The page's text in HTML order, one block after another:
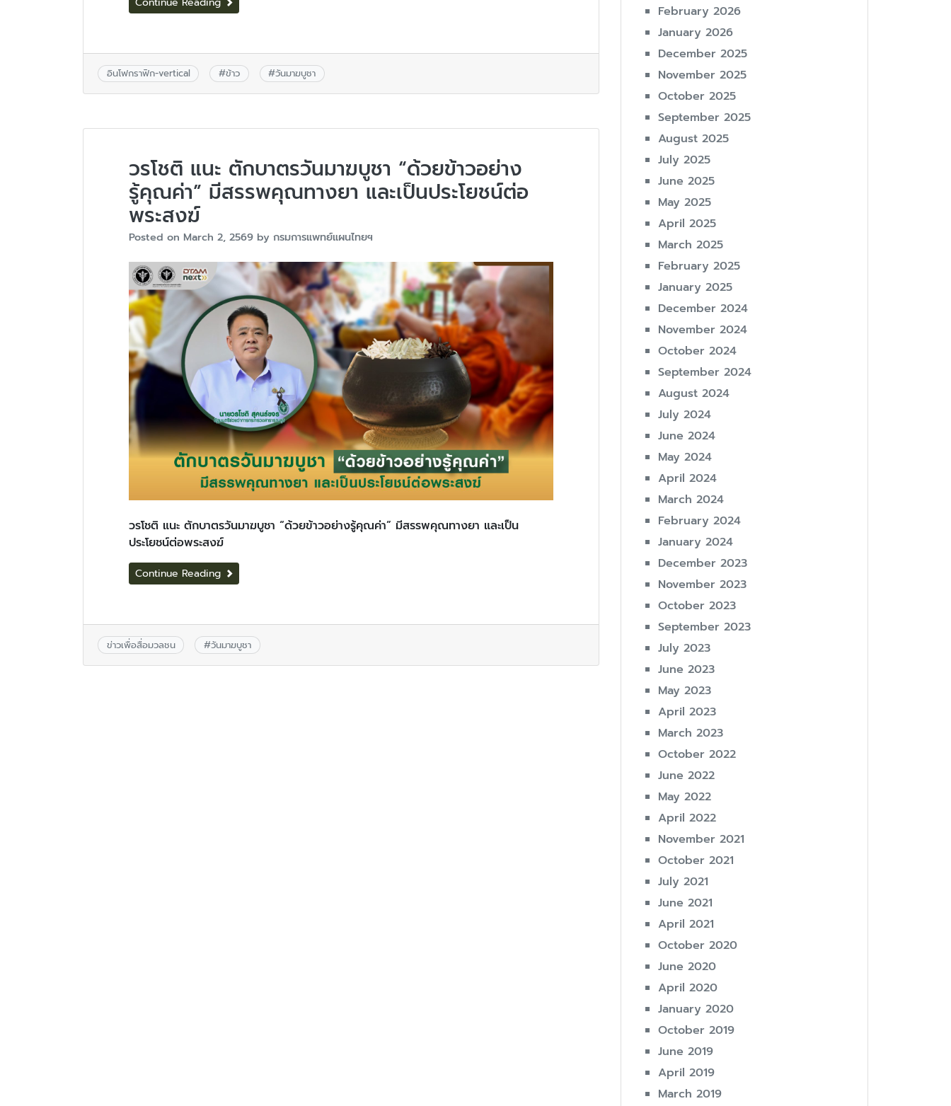
อินโฟกราฟิก-vertical #ข้าว #วันมาฆบูชา
วรโชติ แนะ ตักบาตรวันมาฆบูชา “ด้วยข้าวอย่าง
รู้คุณค่า” มีสรรพคุณทางยา และเป็นประโยชน์ต่อ
พระสงฆ์
Posted on March 2, 2569 by กรมการแพทย์แผนไทยฯ
วรโชติ แนะ ตักบาตรวันมาฆบูชา “ด้วยข้าวอย่างรู้คุณค่า” มีสรรพคุณทางยา และเป็น
ประโยชน์ต่อพระสงฆ์
Continue Reading
ข่าวเพื่อสื่อมวลชน #วันมาฆบูชา
February 2026
January 2026
December 2025
November 2025
October 2025
September 2025
August 2025
July 2025
June 2025
May 2025
April 2025
March 2025
February 2025
January 2025
December 2024
November 2024
October 2024
September 2024
August 2024
July 2024
June 2024
May 2024
April 2024
March 2024
February 2024
January 2024
December 2023
November 2023
October 2023
September 2023
July 2023
June 2023
May 2023
April 2023
March 2023
October 2022
June 2022
May 2022
April 2022
November 2021
October 2021
July 2021
June 2021
April 2021
October 2020
June 2020
April 2020
January 2020
October 2019
June 2019
April 2019
March 2019